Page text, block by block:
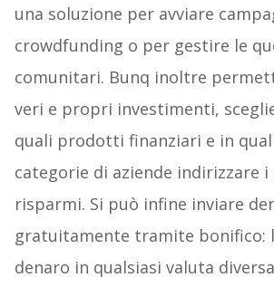
una soluzione per avviare
crowdfunding o per gestire le
comunitari. Bunq inoltre
veri e propri investimenti,
quali prodotti finanziari e in
categorie di aziende indirizzare
risparmi. Si può infine inviare
gratuitamente tramite bonifico:
denaro in qualsiasi valuta